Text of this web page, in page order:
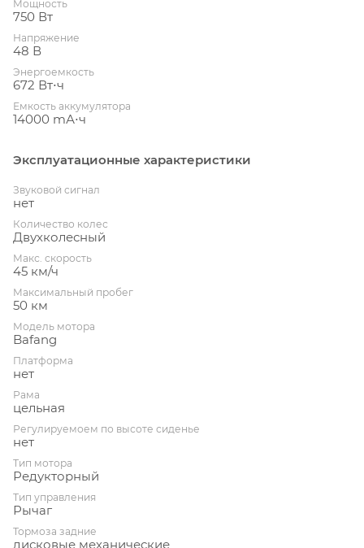
Мощность
750 Вт
Напряжение
48 В
Энергоемкость
672 Вт⋅ч
Емкость аккумулятора
14000 mА⋅ч
Эксплуатационные характеристики
Звуковой сигнал
нет
Количество колес
Двухколесный
Макс. скорость
45 км/ч
Максимальный пробег
50 км
Модель мотора
Bafang
Платформа
нет
Рама
цельная
Регулируемоем по высоте сиденье
нет
Тип мотора
Редукторный
Тип управления
Рычаг
Тормоза задние
дисковые механические